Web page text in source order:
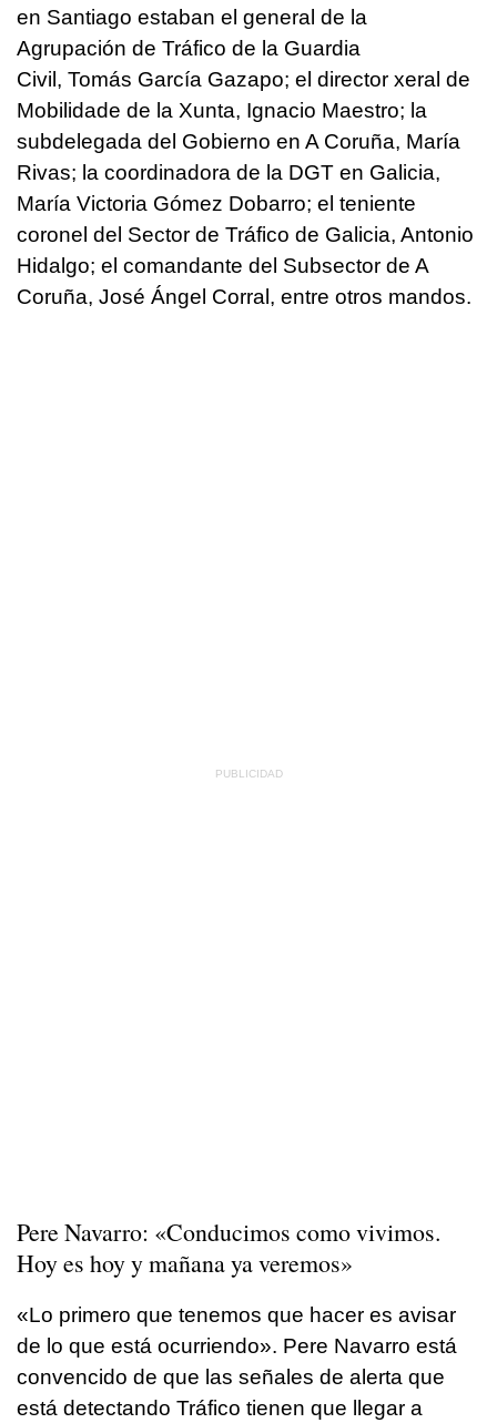
en Santiago estaban el general de la
Agrupación de Tráfico de la Guardia
Civil, Tomás García Gazapo; el director xeral de
Mobilidade de la Xunta, Ignacio Maestro; la
subdelegada del Gobierno en A Coruña, María
Rivas; la coordinadora de la DGT en Galicia,
María Victoria Gómez Dobarro; el teniente
coronel del Sector de Tráfico de Galicia, Antonio
Hidalgo; el comandante del Subsector de A
Coruña, José Ángel Corral, entre otros mandos.
Pere Navarro: «Conducimos como vivimos.
Hoy es hoy y mañana ya veremos»
«Lo primero que tenemos que hacer es avisar
de lo que está ocurriendo». Pere Navarro está
convencido de que las señales de alerta que
está detectando Tráfico tienen que llegar a